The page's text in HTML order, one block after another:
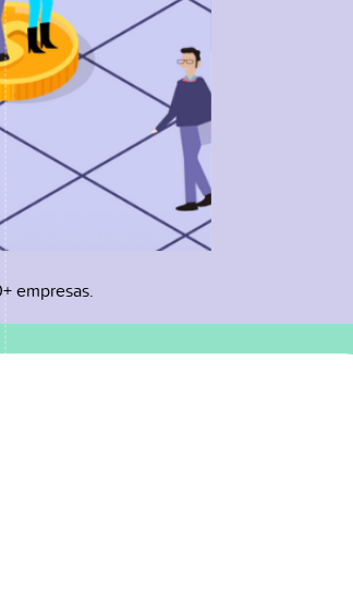
empresas.